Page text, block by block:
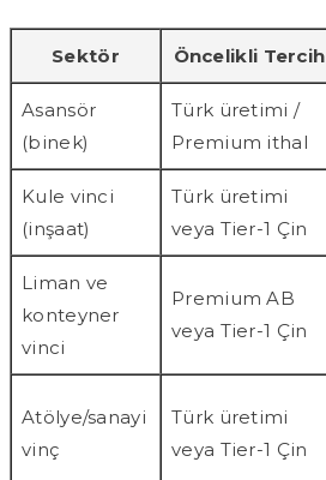
Sektör Öncelikli Tercih
Asansör
(binek)
Türk üretimi /
Premium ithal
Kule vinci
(inşaat)
Türk üretimi
veya Tier-1 Çin
Liman ve
konteyner
vinci
Premium AB
veya Tier-1 Çin
Atölye/sanayi
vinç
Türk üretimi
veya Tier-1 Çin